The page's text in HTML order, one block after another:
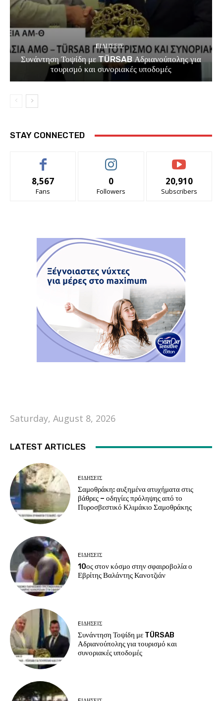
EΙΔΗΣΕΙΣ
Συνάντηση Τοψίδη με TÜRSAB Αδριανούπολης για
τουρισμό και συνοριακές υποδομές
STAY CONNECTED
8,567
Fans
0
Followers
20,910
Subscribers
Saturday, August 8, 2026
LATEST ARTICLES
EΙΔΗΣΕΙΣ
Σαμοθράκη: αυξημένα ατυχήματα στις
βάθρες – οδηγίες πρόληψης από το
Πυροσβεστικό Κλιμάκιο Σαμοθράκης
EΙΔΗΣΕΙΣ
10ος στον κόσμο στην σφαιροβολία ο
Εβρίτης Βαλάντης Κανοτζιάν
EΙΔΗΣΕΙΣ
Συνάντηση Τοψίδη με TÜRSAB
Αδριανούπολης για τουρισμό και
συνοριακές υποδομές